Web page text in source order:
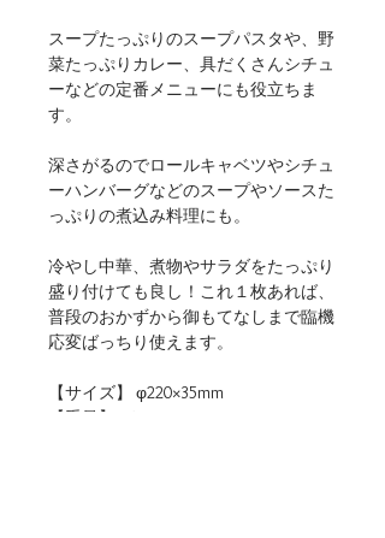
スープたっぷりのスープパスタや、野
菜たっぷりカレー、具だくさんシチュ
ーなどの定番メニューにも役立ちま
す。
深さがるのでロールキャベツやシチュ
ーハンバーグなどのスープやソースた
っぷりの煮込み料理にも。
冷やし中華、煮物やサラダをたっぷり
盛り付けても良し！これ１枚あれば、
普段のおかずから御もてなしまで臨機
応変ばっちり使えます。
【サイズ】 φ220×35mm
【重量】 350g